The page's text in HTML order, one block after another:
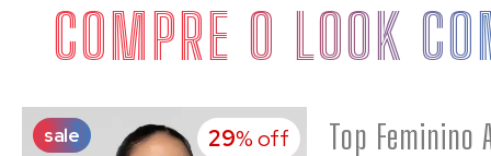
COMPRE O LOOK
sale 29% off